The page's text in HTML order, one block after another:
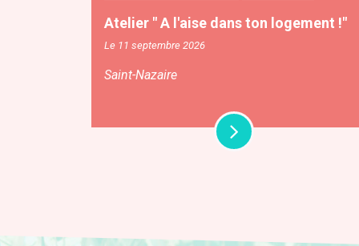
Atelier " A l'aise dans ton logement !"
Le 11 septembre 2026
Saint-Nazaire